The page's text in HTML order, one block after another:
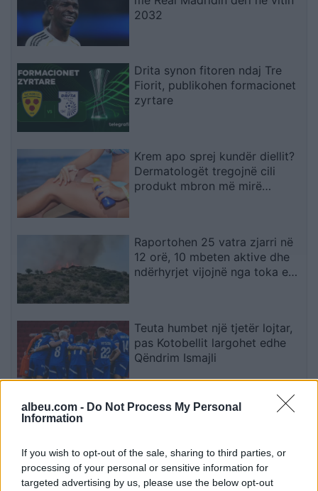
albeu.com - Do Not Process My Personal
Information
If you wish to opt-out of the sale, sharing to third parties, or
processing of your personal or sensitive information for
targeted advertising by us, please use the below opt-out
2032
Drita synon fitoren ndaj Tre
Fiorit, publikohen formacionet
zyrtare
Krem apo sprej kundër diellit?
Dermatologët tregojnë cili
produkt mbron më mirë
Raportohen 25 vatra zjarri në
12 orë, 10 mbeten aktive dhe
ndërhyrjet vijojnë nga toka e
Teuta humbet një tjetër lojtar,
pas Kotobellit largohet edhe
Qëndrim Ismajli
Prokuroria kundërshton